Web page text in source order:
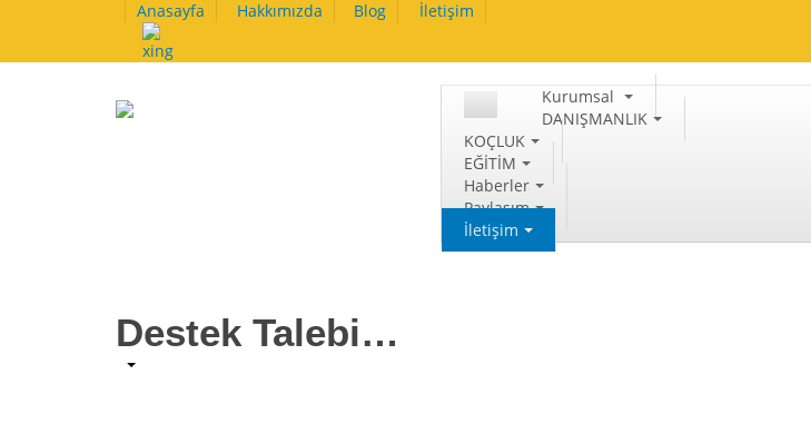
Anasayfa Hakkımızda Blog İletişim
Kurumsal
DANIŞMANLIK
KOÇLUK
EĞİTİM
Haberler
Paylaşım
İletişim
Destek Talebi…